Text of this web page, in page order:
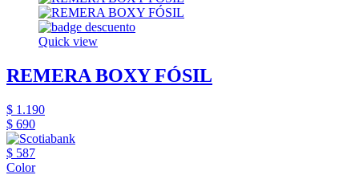
Quick view
REMERA BOXY FÓSIL
$ 1.190
$ 690
$ 587
Color